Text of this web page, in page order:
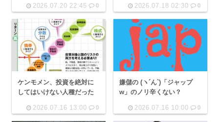
2026.07.20 22:45 0 2026.07.18 02:30 0
ケンモメン、投資を絶対に
してはいけない人種だった
2026.07.16 13:00 0
嫌儲の (ヽ´ん`)「ジャップ
w」のノリ辛くない？
2026.07.16 10:00 0